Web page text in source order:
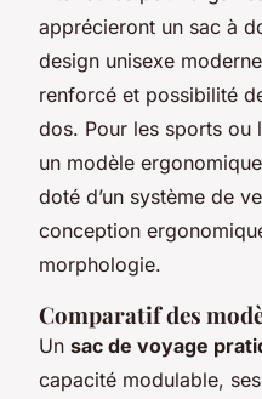
apprécieront un sac à
design unisexe
renforcé et possibilité
dos. Pour les sports ou
un modèle
doté d’un système de
conception
morphologie.
Comparatif des
Un sac de voyage
capacité modulable,